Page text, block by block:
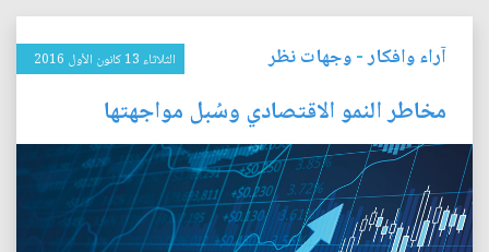
آراء وافكار-وجهات نظر الثلاثاء 13 كانون الأول 2016
مخاطر النمو الاقتصادي وسُبل مواجهتها